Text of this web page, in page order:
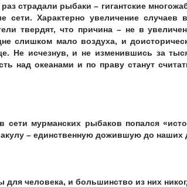
страдали рыбаки – гигантские
сети. Характерно увеличение
твердят, что причина – не в
слишком мало воздуха, и
Не исчезнув, и не изменившись за
над океанами и по праву станут
сети мурманских рыбаков попался
– единственную дожившую до наших
человека, и большинство из них